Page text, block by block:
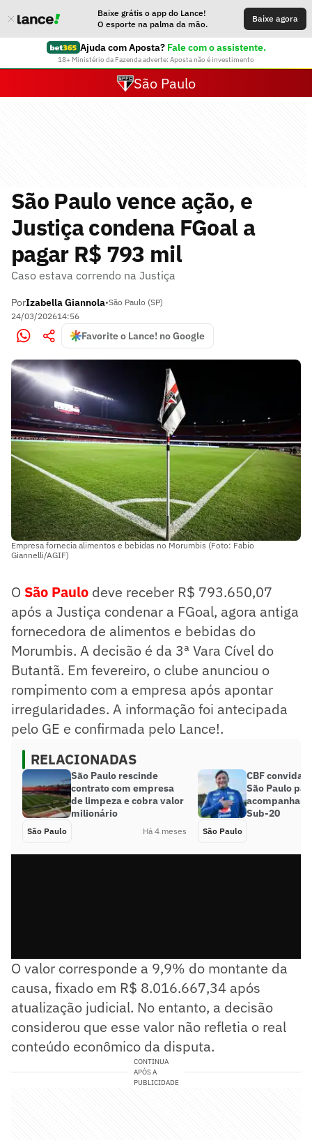
Baixe grátis o app do Lance!
O esporte na palma da mão.
Baixe agora
Ajuda com Aposta? Fale com o assistente.
18+ Ministério da Fazenda adverte: Aposta não é investimento
São Paulo
São Paulo vence ação, e
Justiça condena FGoal a
pagar R$ 793 mil
Caso estava correndo na Justiça
PorIzabella Giannola•São Paulo (SP)
24/03/202614:56
Favorite o Lance! no Google
Empresa fornecia alimentos e bebidas no Morumbis (Foto: Fabio
Giannelli/AGIF)
O São Paulo deve receber R$ 793.650,07
após a Justiça condenar a FGoal, agora antiga
fornecedora de alimentos e bebidas do
Morumbis. A decisão é da 3ª Vara Cível do
Butantã. Em fevereiro, o clube anunciou o
rompimento com a empresa após apontar
irregularidades. A informação foi antecipada
pelo GE e confirmada pelo Lance!.
RELACIONADAS
São Paulo rescinde
contrato com empresa
de limpeza e cobra valor
milionário
São Paulo Há 4 meses
CBF convida
São Paulo
acompanhar
Sub-20
São Paulo
O valor corresponde a 9,9% do montante da
causa, fixado em R$ 8.016.667,34 após
atualização judicial. No entanto, a decisão
considerou que esse valor não refletia o real
conteúdo econômico da disputa.
CONTINUA
APÓS A
PUBLICIDADE